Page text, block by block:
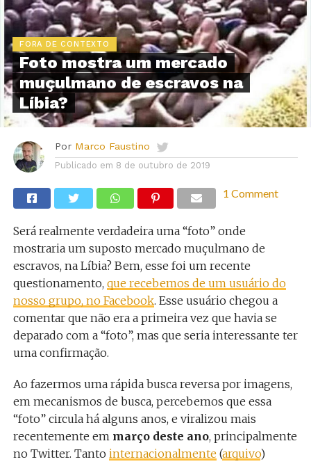
FORA DE CONTEXTO
Foto mostra um mercado
muçulmano de escravos na
Líbia?
Por Marco Faustino
Publicado em 8 de outubro de 2019
1 Comment
Será realmente verdadeira uma “foto” onde
mostraria um suposto mercado muçulmano de
escravos, na Líbia? Bem, esse foi um recente
questionamento, que recebemos de um usuário do
nosso grupo, no Facebook. Esse usuário chegou a
comentar que não era a primeira vez que havia se
deparado com a “foto”, mas que seria interessante ter
uma confirmação.
Ao fazermos uma rápida busca reversa por imagens,
em mecanismos de busca, percebemos que essa
“foto” circula há alguns anos, e viralizou mais
recentemente em março deste ano, principalmente
no Twitter. Tanto internacionalmente(arquivo)